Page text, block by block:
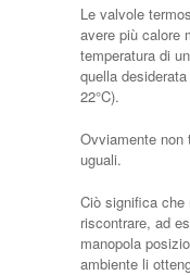
Le valvole
avere più calore
temperatura di
quella
22°C).
Ovviamente
uguali.
Ciò significa che
riscontrare, ad
manopola
ambiente li